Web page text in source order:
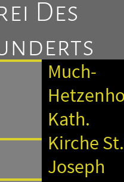
Des
Much-
Kath.
Kirche St.
Joseph